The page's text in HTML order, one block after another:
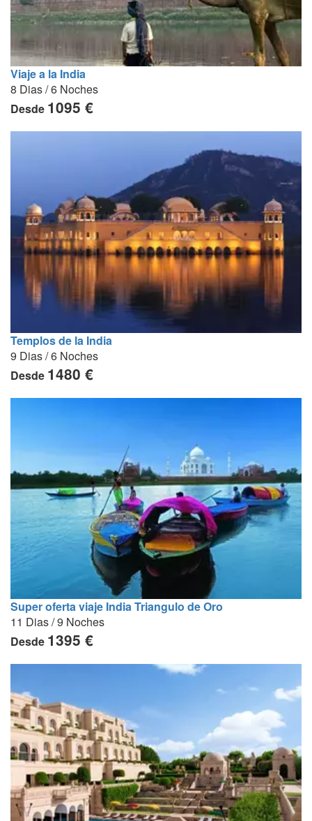
Viaje a la India
8 Dias / 6 Noches
Desde 1095 €
Templos de la India
9 Dias / 6 Noches
Desde 1480 €
Super oferta viaje India Triangulo de Oro
11 Dias / 9 Noches
Desde 1395 €